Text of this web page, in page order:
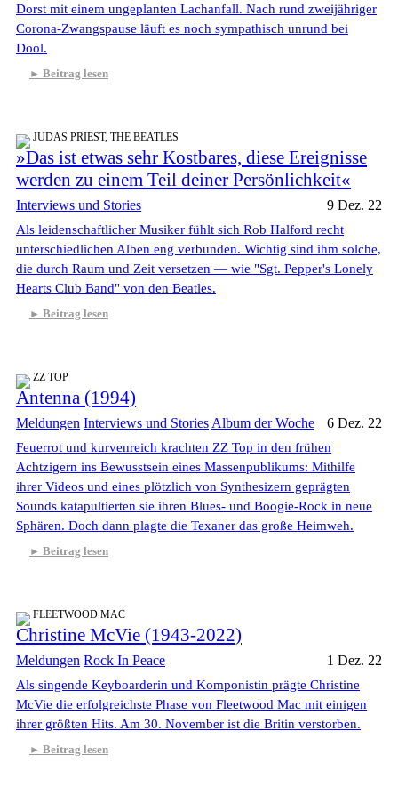
Dorst mit einem ungeplanten Lachanfall. Nach rund zweijähriger
Corona-Zwangspause läuft es noch sympathisch unrund bei
Dool.
Beitrag lesen
JUDAS PRIEST, THE BEATLES
»Das ist etwas sehr Kostbares, diese Ereignisse
werden zu einem Teil deiner Persönlichkeit«
Interviews und Stories 9 Dez. 22
Als leidenschaftlicher Musiker fühlt sich Rob Halford recht
unterschiedlichen Alben eng verbunden. Wichtig sind ihm solche,
die durch Raum und Zeit versetzen — wie "Sgt. Pepper's Lonely
Hearts Club Band" von den Beatles.
Beitrag lesen
ZZ TOP
Antenna (1994)
Meldungen Interviews und Stories Album der Woche 6 Dez. 22
Feuerrot und kurvenreich krachten ZZ Top in den frühen
Achtzigern ins Bewusstsein eines Massenpublikums: Mithilfe
ihrer Videos und eines plötzlich von Synthesizern geprägten
Sounds katapultierten sie ihren Blues- und Boogie-Rock in neue
Sphären. Doch dann plagte die Texaner das große Heimweh.
Beitrag lesen
FLEETWOOD MAC
Christine McVie (1943-2022)
Meldungen Rock In Peace 1 Dez. 22
Als singende Keyboarderin und Komponistin prägte Christine
McVie die erfolgreichste Phase von Fleetwood Mac mit einigen
ihrer größten Hits. Am 30. November ist die Britin verstorben.
Beitrag lesen